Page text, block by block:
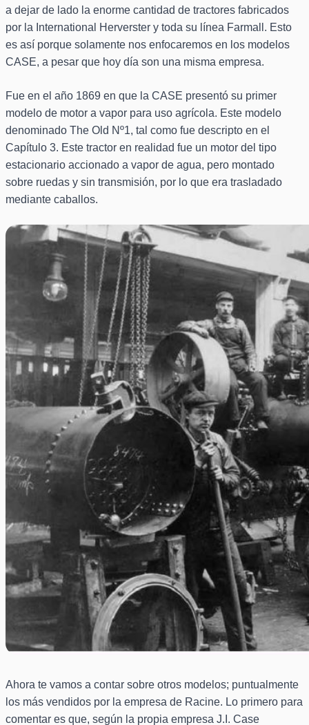
a dejar de lado la enorme cantidad de tractores fabricados
por la International Herverster y toda su línea Farmall. Esto
es así porque solamente nos enfocaremos en los modelos
CASE, a pesar que hoy día son una misma empresa.
Fue en el año 1869 en que la CASE presentó su primer
modelo de motor a vapor para uso agrícola. Este modelo
denominado The Old Nº1, tal como fue descripto en el
Capítulo 3. Este tractor en realidad fue un motor del tipo
estacionario accionado a vapor de agua, pero montado
sobre ruedas y sin transmisión, por lo que era trasladado
mediante caballos.
Ahora te vamos a contar sobre otros modelos; puntualmente
los más vendidos por la empresa de Racine. Lo primero para
comentar es que, según la propia empresa J.I. Case